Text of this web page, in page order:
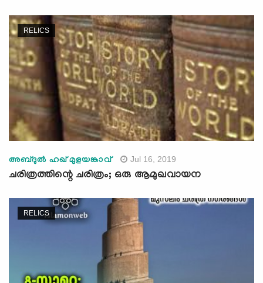
RELICS
അബ്ദുല്‍ ഹഖ് മുളയങ്കാവ് Jul 16, 2019
ചരിത്രത്തിന്റെ ചരിത്രം; ഒരു ആമുഖവായന
RELICS